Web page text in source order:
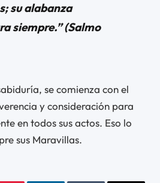
su alabanza
siempre.” (Salmo
se comienza con el
y consideración para
en todos sus actos. Eso lo
sus Maravillas.